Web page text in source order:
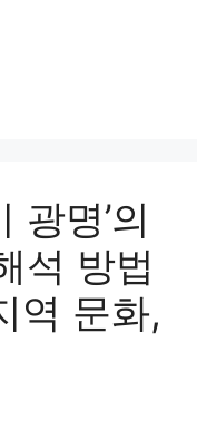
광명’의
석 방법
역 문화,